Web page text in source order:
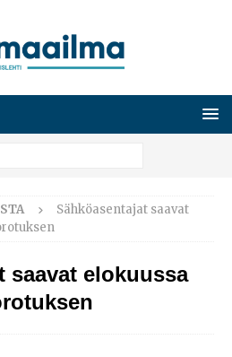
Sähköasentajat saavat
saavat elokuussa